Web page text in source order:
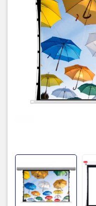
Độ dày vải màn
Góc nhìn
Loại điều khiển
Bảo hành